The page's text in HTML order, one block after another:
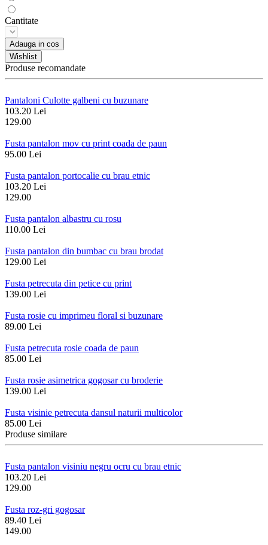
Cantitate
Adauga in cos
Wishlist
Produse recomandate
Pantaloni Culotte galbeni cu buzunare
103.20 Lei
129.00
Fusta pantalon mov cu print coada de paun
95.00 Lei
Fusta pantalon portocalie cu brau etnic
103.20 Lei
129.00
Fusta pantalon albastru cu rosu
110.00 Lei
Fusta pantalon din bumbac cu brau brodat
129.00 Lei
Fusta petrecuta din petice cu print
139.00 Lei
Fusta rosie cu imprimeu floral si buzunare
89.00 Lei
Fusta petrecuta rosie coada de paun
85.00 Lei
Fusta rosie asimetrica gogosar cu broderie
139.00 Lei
Fusta visinie petrecuta dansul naturii multicolor
85.00 Lei
Produse similare
Fusta pantalon visiniu negru ocru cu brau etnic
103.20 Lei
129.00
Fusta roz-gri gogosar
89.40 Lei
149.00